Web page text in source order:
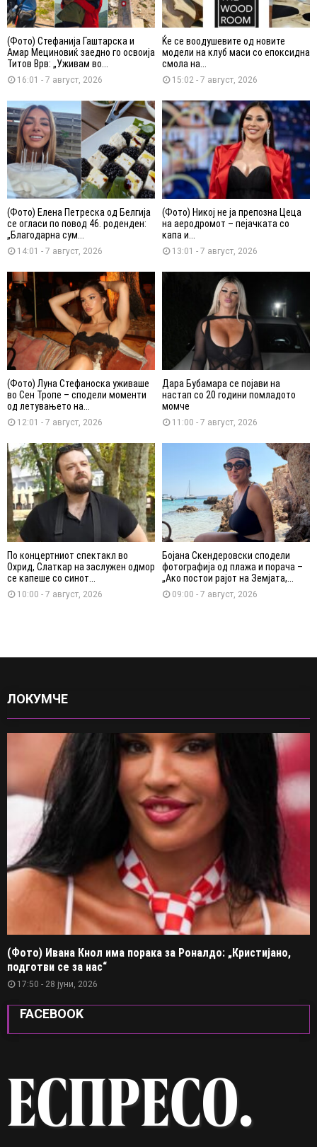
(Фото) Стефанија Гаштарска и
Амар Мециновиќ заедно го освоија
Титов Врв: „Уживам во...
16:01 - 7 август, 2026
Ќе се воодушевите од новите
модели на клуб маси со епоксидна
смола на...
15:02 - 7 август, 2026
(Фото) Елена Петреска од Белгија
се огласи по повод 46. роденден:
„Благодарна сум...
14:01 - 7 август, 2026
(Фото) Никој не ја препозна Цеца
на аеродромот – пејачката со
капа и...
13:01 - 7 август, 2026
(Фото) Луна Стефаноска уживаше
во Сен Тропе – сподели моменти
од летувањето на...
12:01 - 7 август, 2026
Дара Бубамара се појави на
настап со 20 години помладото
момче
11:00 - 7 август, 2026
По концертниот спектакл во
Охрид, Слаткар на заслужен одмор
се капеше со синот...
10:00 - 7 август, 2026
Бојана Скендеровски сподели
фотографија од плажа и порача –
„Ако постои рајот на Земјата,...
09:00 - 7 август, 2026
ЛОКУМЧЕ
(Фото) Ивана Кнол има порака за Роналдо: „Кристијано,
подготви се за нас“
17:50 - 28 јуни, 2026
FACEBOOK